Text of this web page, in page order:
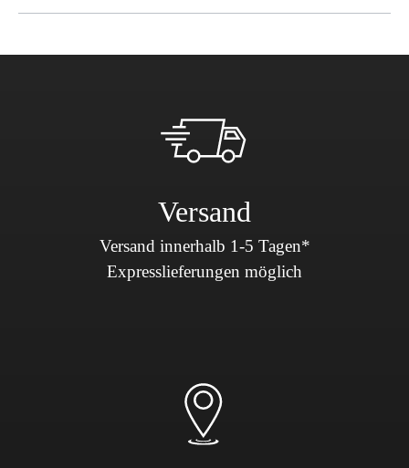
Versand
Versand innerhalb 1-5 Tagen*
Expresslieferungen möglich